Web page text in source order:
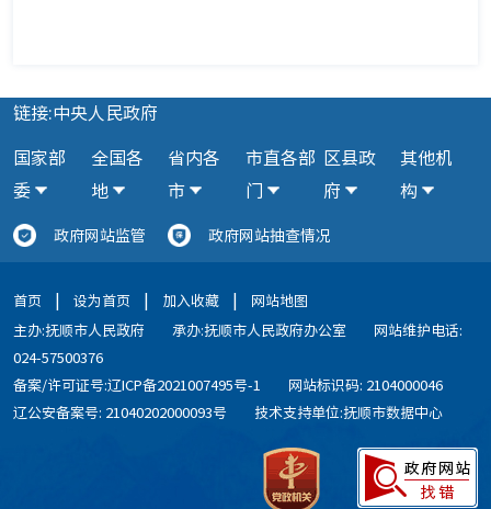
链接:中央人民政府
国家部
委
全国各
地
省内各
市
市直各部
门
区县政
府
其他机
构
政府网站监管 政府网站抽查情况
首页 | 设为首页 | 加入收藏 |
网站地图
主办:抚顺市人民政府
承办:抚顺市人民政府办公室
网站维护电话:
024-57500376
备案/许可证号:辽ICP备2021007495号-1
网站标识码: 2104000046
辽公安备案号: 21040202000093号
技术支持单位:抚顺市数据中心